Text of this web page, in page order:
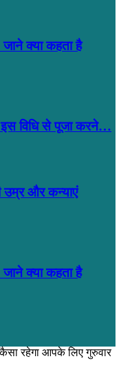
क्या कहता है
विधि से पूजा करने…
उम्र और कन्याएं
क्या कहता है
रहेगा आपके लिए गुरुवार